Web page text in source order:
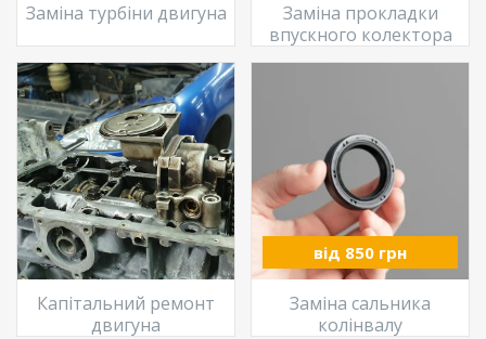
Заміна турбіни двигуна
Заміна прокладки
впускного колектора
Капітальний ремонт
двигуна
від 850 грн
Заміна сальника
колінвалу